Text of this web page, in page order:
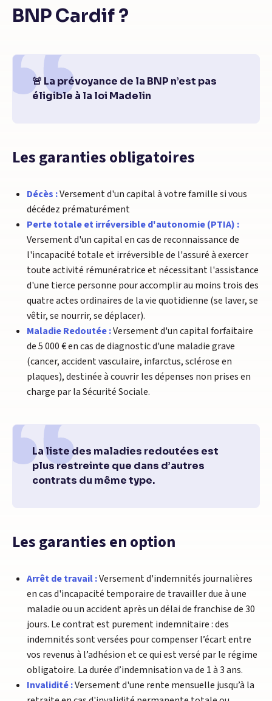
BNP Cardif ?
🚨 La prévoyance de la BNP n’est pas
éligible à la loi Madelin
Les garanties obligatoires
Décès :Versement d'un capital à votre famille si vous
décédez prématurément
Perte totale et irréversible d'autonomie (PTIA) :
Versement d'un capital en cas de reconnaissance de
l'incapacité totale et irréversible de l'assuré à exercer
toute activité rémunératrice et nécessitant l'assistance
d'une tierce personne pour accomplir au moins trois des
quatre actes ordinaires de la vie quotidienne (se laver, se
vêtir, se nourrir, se déplacer).
Maladie Redoutée :Versement d'un capital forfaitaire
de 5 000 € en cas de diagnostic d'une maladie grave
(cancer, accident vasculaire, infarctus, sclérose en
plaques), destinée à couvrir les dépenses non prises en
charge par la Sécurité Sociale.
La liste des maladies redoutées est
plus restreinte que dans d’autres
contrats du même type.
Les garanties en option
Arrêt de travail :Versement d'indemnités journalières
en cas d'incapacité temporaire de travailler due à une
maladie ou un accident après un délai de franchise de 30
jours. Le contrat est purement indemnitaire : des
indemnités sont versées pour compenser l’écart entre
vos revenus à l’adhésion et ce qui est versé par le régime
obligatoire. La durée d’indemnisation va de 1 à 3 ans.
Invalidité :Versement d'une rente mensuelle jusqu’à la